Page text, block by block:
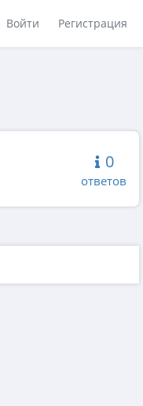
Войти Регистрация
0
ответов